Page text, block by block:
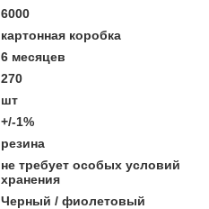
6000
картонная коробка
6 месяцев
270
шт
+/-1%
резина
не требует особых условий
хранения
Черный / фиолетовый